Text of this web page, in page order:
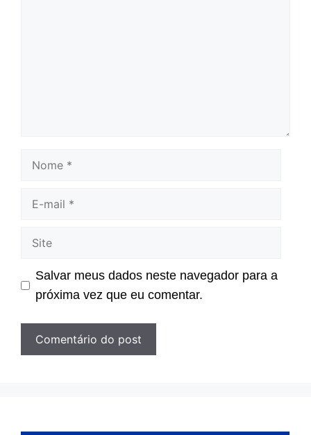
Nome
Site
Salvar meus dados neste navegador para a
próxima vez que eu comentar.